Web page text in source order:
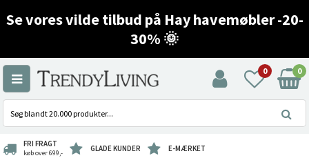
Se vores vilde tilbud på Hay havemøbler -20-
30% 🌞
0 0
FRI FRAGT
køb over 699,- GLADE KUNDER E-MÆRKET